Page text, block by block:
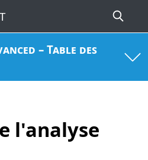
– Table des
l'analyse